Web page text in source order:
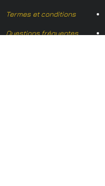
Termes et conditions
Questions fréquentes